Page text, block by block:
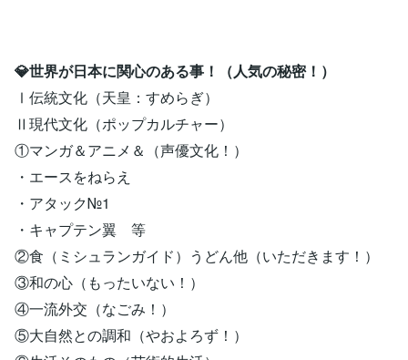
💎世界が日本に関心のある事！（人気の秘密！）
Ⅰ伝統文化（天皇：すめらぎ）
Ⅱ現代文化（ポップカルチャー）
①マンガ＆アニメ＆（声優文化！）
・エースをねらえ
・アタック№1
・キャプテン翼 等
②食（ミシュランガイド）うどん他（いただきます！）
③和の心（もったいない！）
④一流外交（なごみ！）
⑤大自然との調和（やおよろず！）